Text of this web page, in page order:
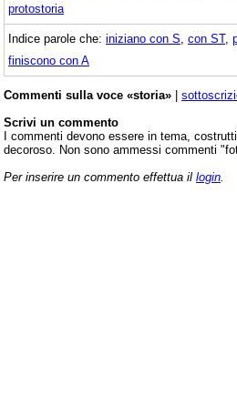
protostoria
Indice parole che: iniziano con S con ST,
finiscono con A
Commenti sulla voce «storia» |
Scrivi un commento
I commenti devono essere in tema,
decoroso. Non sono ammessi commenti
Per inserire un commento effettua il login